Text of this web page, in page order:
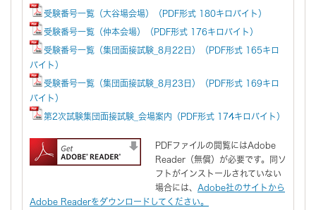
受験番号一覧（大谷場会場）（PDF形式 180キロバイト）
受験番号一覧（仲本会場）（PDF形式 176キロバイト）
受験番号一覧（集団面接試験_8月22日）（PDF形式 165キロ
バイト）
受験番号一覧（集団面接試験_8月23日）（PDF形式 169キロ
バイト）
第2次試験集団面接試験_会場案内（PDF形式 174キロバイト）
PDFファイルの閲覧にはAdobe
Reader（無償）が必要です。同ソ
フトがインストールされていない
場合には、 Adobe社のサイトから
Adobe Readerをダウンロードしてください。